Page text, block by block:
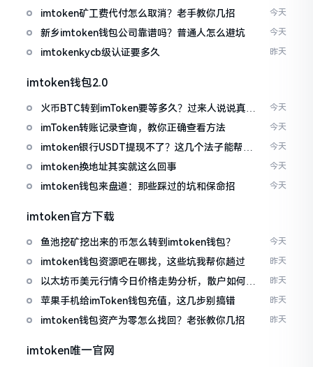
imtoken矿工费代付怎么取消？老手教你几招 今天
新乡imtoken钱包公司靠谱吗？普通人怎么避坑 今天
imtokenkycb级认证要多久 昨天
imtoken钱包2.0
火币BTC转到imToken要等多久？过来人说说真实
情况
今天
imToken转账记录查询，教你正确查看方法 今天
imtoken银行USDT提现不了？这几个法子能帮你
搞定
今天
imtoken换地址其实就这么回事 今天
imtoken钱包来盘道：那些踩过的坑和保命招 今天
imtoken官方下载
鱼池挖矿挖出来的币怎么转到imtoken钱包？ 今天
imtoken钱包资源吧在哪找，这些坑我帮你趟过 昨天
以太坊币美元行情今日价格走势分析，散户如何避
免追涨杀跌被套牢
昨天
苹果手机给imToken钱包充值，这几步别搞错 昨天
imtoken钱包资产为零怎么找回？老张教你几招 昨天
imtoken唯一官网